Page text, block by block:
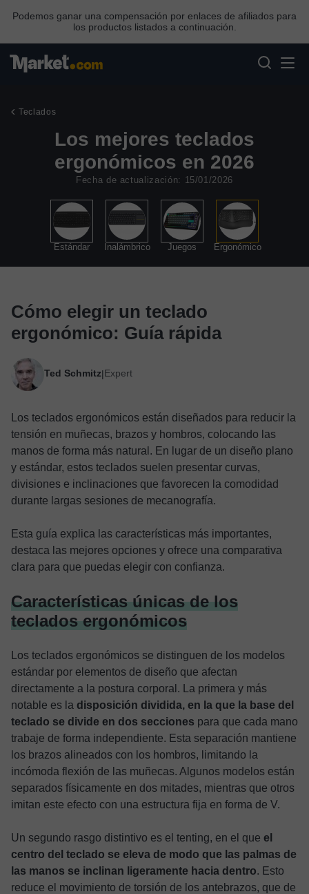
Podemos ganar una compensación por enlaces de afiliados para
los productos listados a continuación.
Teclados
Los mejores teclados
ergonómicos en 2026
Fecha de actualización: 15/01/2026
Estándar Inalámbrico Juegos Ergonómico
Cómo elegir un teclado
ergonómico: Guía rápida
Ted Schmitz|Expert
Los teclados ergonómicos están diseñados para reducir la
tensión en muñecas, brazos y hombros, colocando las
manos de forma más natural. En lugar de un diseño plano
y estándar, estos teclados suelen presentar curvas,
divisiones e inclinaciones que favorecen la comodidad
durante largas sesiones de mecanografía.
Esta guía explica las características más importantes,
destaca las mejores opciones y ofrece una comparativa
clara para que puedas elegir con confianza.
Características únicas de los
teclados ergonómicos
Los teclados ergonómicos se distinguen de los modelos
estándar por elementos de diseño que afectan
directamente a la postura corporal. La primera y más
notable es la disposición dividida, en la que la base del
teclado se divide en dos secciones para que cada mano
trabaje de forma independiente. Esta separación mantiene
los brazos alineados con los hombros, limitando la
incómoda flexión de las muñecas. Algunos modelos están
separados físicamente en dos mitades, mientras que otros
imitan este efecto con una estructura fija en forma de V.
Un segundo rasgo distintivo es el tenting, en el que el
centro del teclado se eleva de modo que las palmas de
las manos se inclinan ligeramente hacia dentro. Esto
reduce el movimiento de torsión de los antebrazos, que de